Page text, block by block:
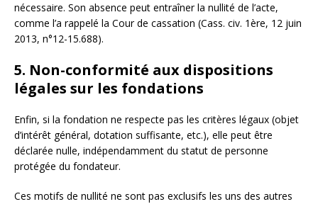
nécessaire. Son absence peut entraîner la nullité de l’acte,
comme l’a rappelé la Cour de cassation (Cass. civ. 1ère, 12 juin
2013, n°12-15.688).
5. Non-conformité aux dispositions
légales sur les fondations
Enfin, si la fondation ne respecte pas les critères légaux (objet
d’intérêt général, dotation suffisante, etc.), elle peut être
déclarée nulle, indépendamment du statut de personne
protégée du fondateur.
Ces motifs de nullité ne sont pas exclusifs les uns des autres